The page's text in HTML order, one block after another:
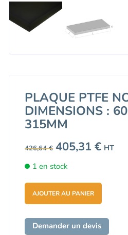
PLAQUE PTFE
DIMENSIONS :
315MM
426,64€ Le
prix
était :
405,31€Le
prix
HT
1 en stock
AJOUTER AU PANIER
Demander un devis